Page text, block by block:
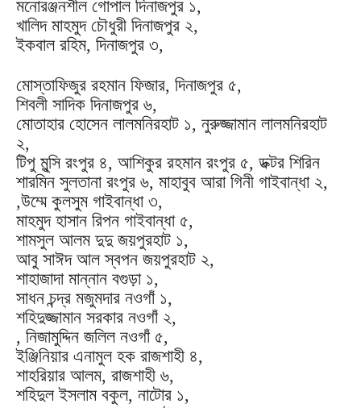
মনোরঞ্জনশীল গোপাল দিনাজপুর ১,
খালিদ মাহমুদ চৌধুরী দিনাজপুর ২,
ইকবাল রহিম, দিনাজপুর ৩,
মোস্তাফিজুর রহমান ফিজার, দিনাজপুর ৫,
শিবলী সাদিক দিনাজপুর ৬,
মোতাহার হোসেন লালমনিরহাট ১, নুরুজ্জামান লালমনিরহাট
২,
টিপু মুন্সি রংপুর ৪, আশিকুর রহমান রংপুর ৫, ডক্টর শিরিন
শারমিন সুলতানা রংপুর ৬, মাহাবুব আরা গিনী গাইবান্ধা ২,
,উম্মে কুলসুম গাইবান্ধা ৩,
মাহমুদ হাসান রিপন গাইবান্ধা ৫,
শামসুল আলম দুদু জয়পুরহাট ১,
আবু সাঈদ আল স্বপন জয়পুরহাট ২,
শাহাজাদা মান্নান বগুড়া ১,
সাধন চন্দ্র মজুমদার নওগাঁ ১,
শহিদুজ্জামান সরকার নওগাঁ ২,
, নিজামুদ্দিন জলিল নওগাঁ ৫,
ইঞ্জিনিয়ার এনামুল হক রাজশাহী ৪,
শাহরিয়ার আলম, রাজশাহী ৬,
শহিদুল ইসলাম বকুল, নাটোর ১,